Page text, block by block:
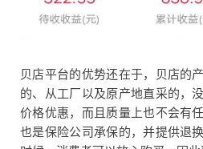
贝店平台的优势还在于，贝店的
的、从工厂以及原产地直采的，
价格优惠，而且质量上也不会有
也是保险公司承保的，并提供退